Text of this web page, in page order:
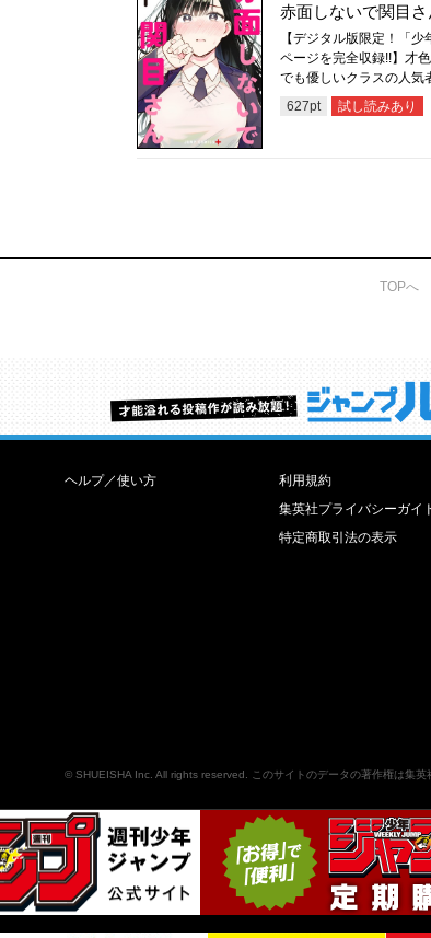
赤面しないで関目さ
【デジタル版限定！「
ページを完全収録!!】才
でも優しいクラスの人気
627pt 試し読みあり
TOPへ
才能溢れる投稿作が読み放題
ヘルプ／使い方
利用規約
集英社プライバシーガイ
特定商取引法の表示
© SHUEISHA Inc . All rights reserved. このサイトのデータの著作権は集